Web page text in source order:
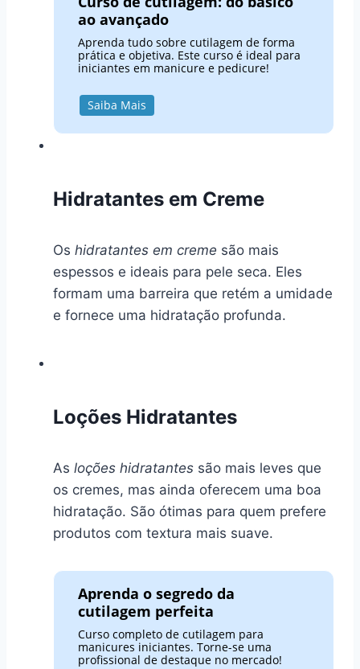
ao avançado
Aprenda tudo sobre cutilagem de forma
prática e objetiva. Este curso é ideal para
iniciantes em manicure e pedicure!
Saiba Mais
Hidratantes em Creme
Os hidratantes em creme são mais
espessos e ideais para pele seca. Eles
formam uma barreira que retém a umidade
e fornece uma hidratação profunda.
Loções Hidratantes
As loções hidratantes são mais leves que
os cremes, mas ainda oferecem uma boa
hidratação. São ótimas para quem prefere
produtos com textura mais suave.
Aprenda o segredo da
cutilagem perfeita
Curso completo de cutilagem para
manicures iniciantes. Torne-se uma
profissional de destaque no mercado!